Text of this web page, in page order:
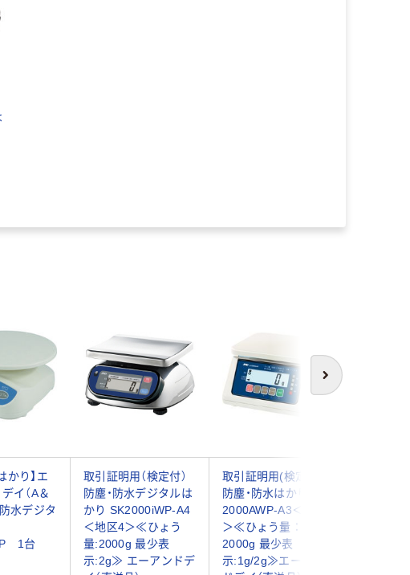
次へ
かり】エ
デイ（A＆
水デジタ
1台
取引証明用（検定付）
防塵・防水デジタルは
かり SK2000iWP-A4
＜地区4＞≪ひょう
量:2000g 最少表
示:2g≫ エーアンドデ
取引証明用(検定品)
防塵・防水はかり SJ-
2000AWP-A3＜地区3
＞≪ひょう量：
2000g 最少表
示:1g/2g≫エーアン